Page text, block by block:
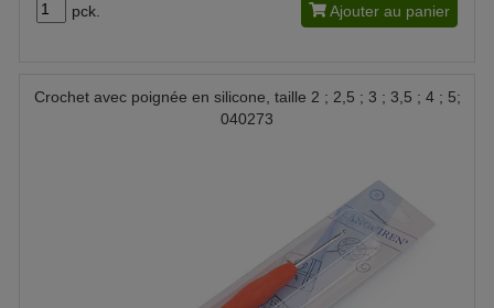
pck. Ajouter au panier
Crochet avec poignée en silicone, taille 2 ; 2,5 ; 3 ; 3,5 ; 4 ; 5;
040273